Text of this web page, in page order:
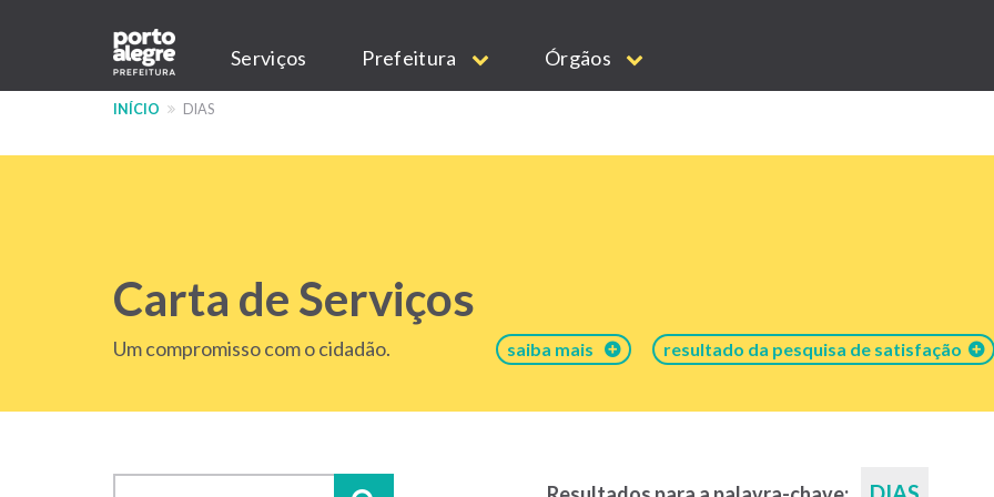
conteúdo
Main
navigation
Serviços Prefeitura Órgãos
INÍCIO DIAS
Carta de Serviços
Um compromisso com o cidadão. saiba mais resultado da pesquisa de satisfação